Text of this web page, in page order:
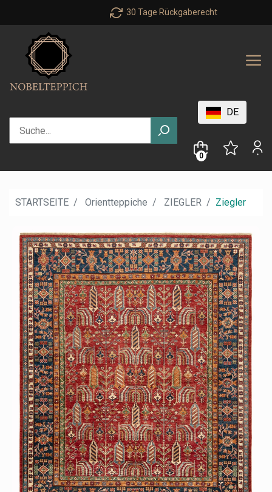
30 Tage Rückgaberecht
DE
0
STARTSEITE Orientteppiche ZIEGLER Ziegler